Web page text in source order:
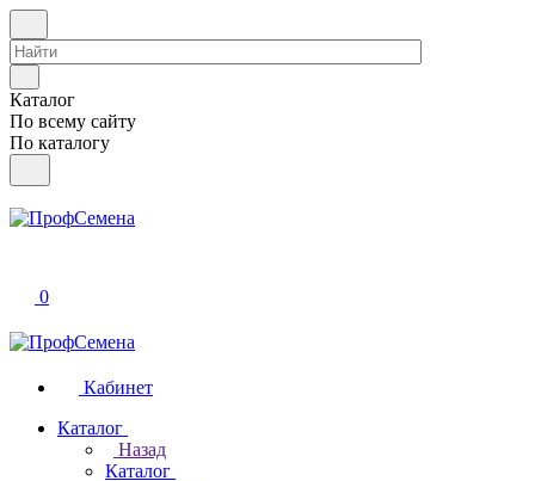
Каталог
По всему сайту
По каталогу
0
Кабинет
Каталог
Назад
Каталог